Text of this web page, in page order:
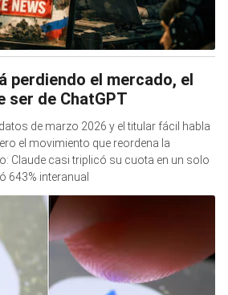
perdiendo el mercado, el
ser de ChatGPT
de marzo 2026 y el titular fácil habla
el movimiento que reordena la
Claude casi triplicó su cuota en un solo
643% interanual